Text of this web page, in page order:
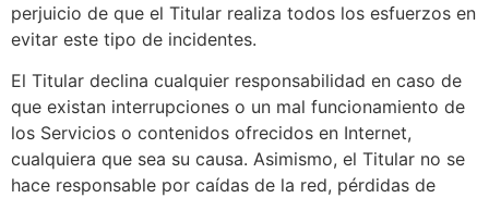
perjuicio de que el Titular realiza todos los esfuerzos en
evitar este tipo de incidentes.
El Titular declina cualquier responsabilidad en caso de
que existan interrupciones o un mal funcionamiento de
los Servicios o contenidos ofrecidos en Internet,
cualquiera que sea su causa. Asimismo, el Titular no se
hace responsable por caídas de la red, pérdidas de